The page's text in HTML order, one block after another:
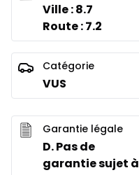
Ville : 8.7
Route : 7.2
Catégorie
VUS
Garantie légale
D. Pas de
garantie sujet à